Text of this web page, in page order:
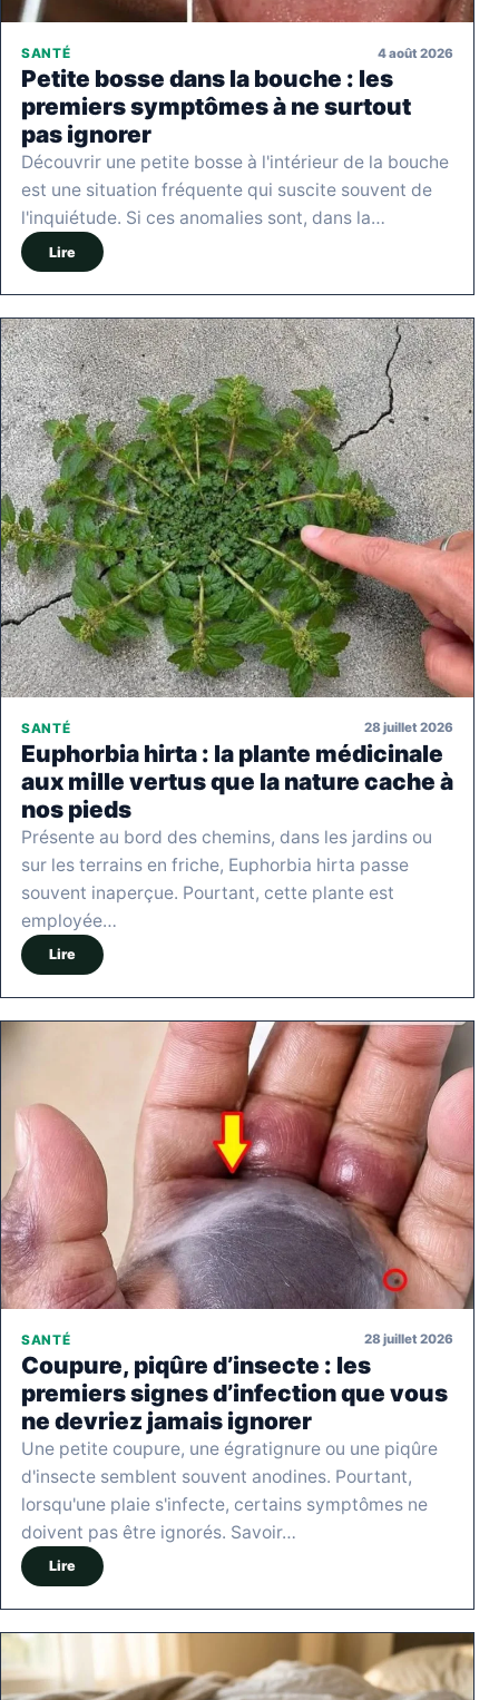
SANTÉ 4 août 2026
Petite bosse dans la bouche : les
premiers symptômes à ne surtout
pas ignorer
Découvrir une petite bosse à l'intérieur de la bouche
est une situation fréquente qui suscite souvent de
l'inquiétude. Si ces anomalies sont, dans la…
Lire
SANTÉ 28 juillet 2026
Euphorbia hirta : la plante médicinale
aux mille vertus que la nature cache à
nos pieds
Présente au bord des chemins, dans les jardins ou
sur les terrains en friche, Euphorbia hirta passe
souvent inaperçue. Pourtant, cette plante est
employée…
Lire
SANTÉ 28 juillet 2026
Coupure, piqûre d’insecte : les
premiers signes d’infection que vous
ne devriez jamais ignorer
Une petite coupure, une égratignure ou une piqûre
d'insecte semblent souvent anodines. Pourtant,
lorsqu'une plaie s'infecte, certains symptômes ne
doivent pas être ignorés. Savoir…
Lire